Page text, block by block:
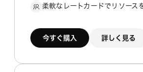
柔軟なレートカードでリソース
今すぐ購入 詳しく見る